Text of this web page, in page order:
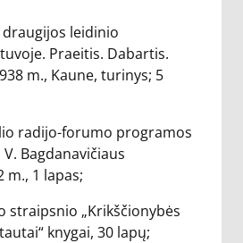
draugijos leidinio
Praeitis. Dabartis.
m., Kaune, turinys; 5
radijo-forumo programos
Bagdanavičiaus
m., 1 lapas;
straipsnio „Krikščionybės
knygai, 30 lapų;